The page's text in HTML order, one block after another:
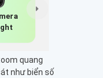
quang
như biển số